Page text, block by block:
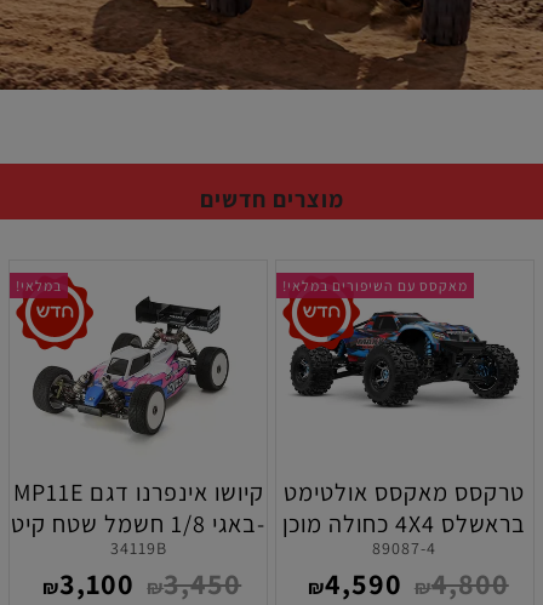
מוצרים חדשים
מאקסס עם השיפורים במלאי!
טרקסס מאקסס אולטימט
בראשלס 4X4 כחולה מוכן
לנסיעה
89087-4
₪4,800
₪4,590
במלאי!
קיושו אינפרנו דגם MP11E
-באגי 1/8 חשמל שטח קיט
להרכבה
34119B
₪3,450
₪3,100